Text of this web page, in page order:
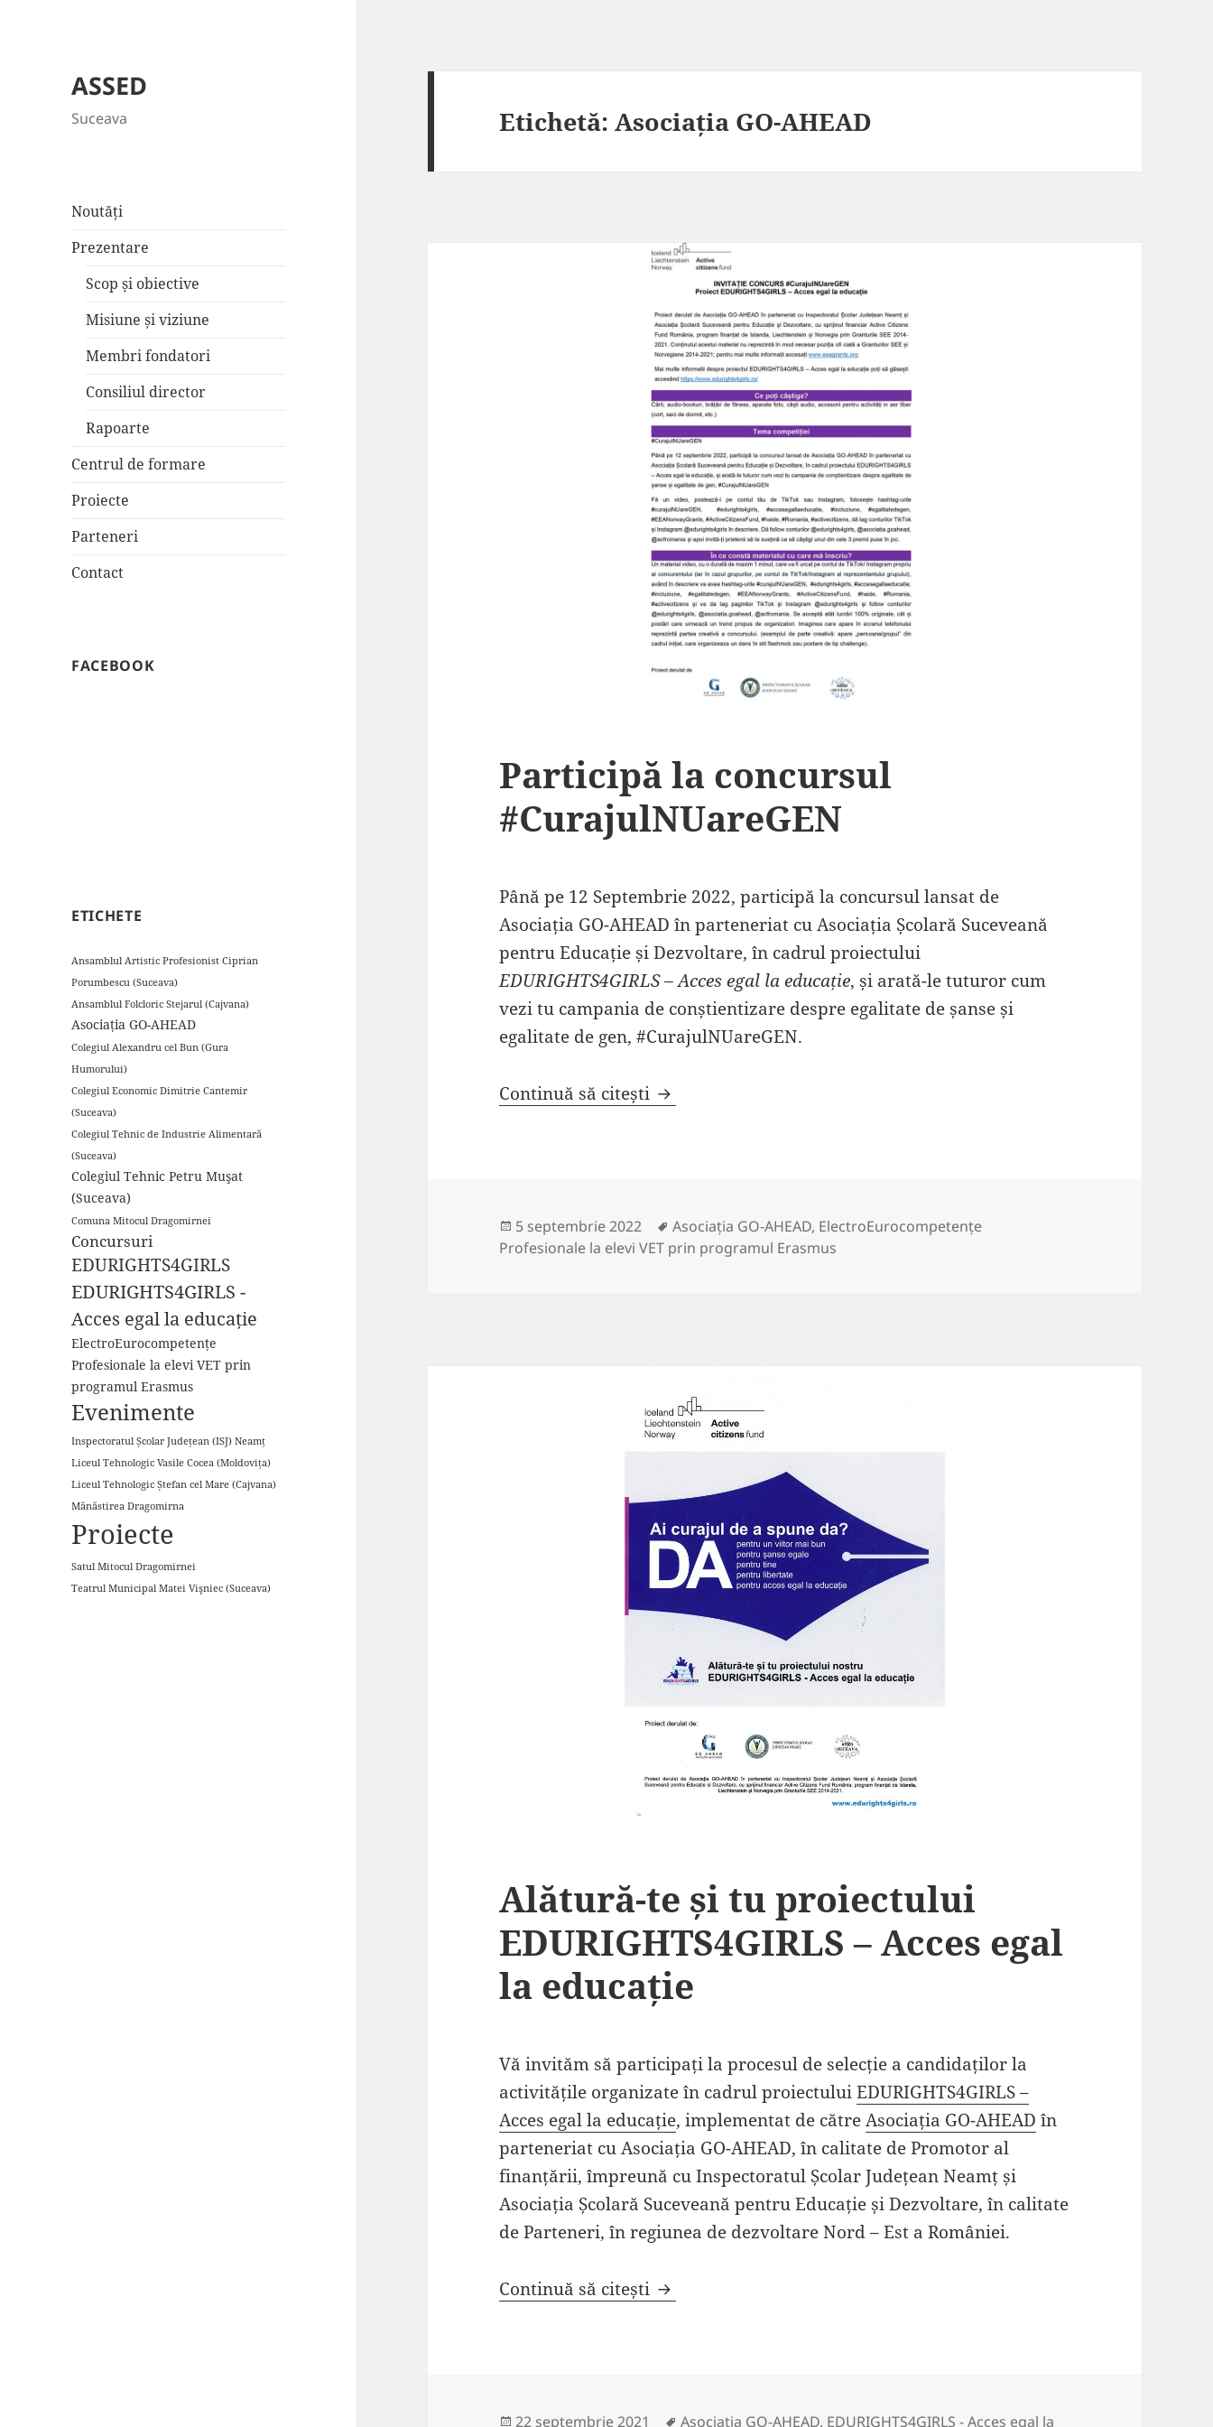
ASSED
Suceava
Noutăți
Prezentare
Scop și obiective
Misiune și viziune
Membri fondatori
Consiliul director
Rapoarte
Centrul de formare
Proiecte
Parteneri
Contact
FACEBOOK
ETICHETE
Ansamblul Artistic Profesionist Ciprian
Porumbescu (Suceava)
Ansamblul Folcloric Stejarul (Cajvana)
Asociația GO-AHEAD
Colegiul Alexandru cel Bun (Gura
Humorului)
Colegiul Economic Dimitrie Cantemir
(Suceava)
Colegiul Tehnic de Industrie Alimentară
(Suceava)
Colegiul Tehnic Petru Muşat
(Suceava)
Comuna Mitocul Dragomirnei
Concursuri
EDURIGHTS4GIRLS
EDURIGHTS4GIRLS -
Acces egal la educație
ElectroEurocompetențe
Profesionale la elevi VET prin
programul Erasmus
Evenimente
Inspectoratul Școlar Județean (ISJ) Neamț
Liceul Tehnologic Vasile Cocea (Moldovița)
Liceul Tehnologic Ștefan cel Mare (Cajvana)
Mănăstirea Dragomirna
Proiecte
Satul Mitocul Dragomirnei
Teatrul Municipal Matei Vişniec (Suceava)
Etichetă:Asociația GO-AHEAD
Participă la concursul
#CurajulNUareGEN
Până pe 12 Septembrie 2022, participă la concursul lansat de
Asociația GO-AHEAD în parteneriat cu Asociația Școlară Suceveană
pentru Educație și Dezvoltare, în cadrul proiectului
EDURIGHTS4GIRLS – Acces egal la educație, și arată-le tuturor cum
vezi tu campania de conștientizare despre egalitate de șanse și
egalitate de gen, #CurajulNUareGEN.
Continuă să citești Participă la concursul #CurajulNUareGEN
Publicat
pe
5 septembrie 2022 Etichete
Asociația GO-AHEAD, ElectroEurocompetențe
Profesionale la elevi VET prin programul Erasmus
Alătură-te și tu proiectului
EDURIGHTS4GIRLS – Acces egal
la educație
Vă invităm să participați la procesul de selecție a candidaților la
activitățile organizate în cadrul proiectuluiEDURIGHTS4GIRLS –
Acces egal la educație, implementat de cătreAsociația GO-AHEAD în
parteneriat cu Asociația GO-AHEAD, în calitate de Promotor al
finanțării, împreună cu Inspectoratul Școlar Județean Neamț și
Asociația Școlară Suceveană pentru Educație și Dezvoltare, în calitate
de Parteneri, în regiunea de dezvoltare Nord – Est a României.
Continuă să citești Alătură-te și tu proiectului EDURIGHTS4GIRLS – Acces egal la
Publicat
22 septembrie 2021 Etichete
Asociația GO-AHEAD, EDURIGHTS4GIRLS - Acces egal la